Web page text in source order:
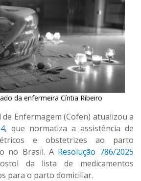
da enfermeira Cíntia Ribeiro
de Enfermagem (Cofen) atualizou a
, que normatiza a assistência de
e obstetrizes ao parto
no Brasil. A Resolução 786/2025
da lista de medicamentos
para o parto domiciliar.